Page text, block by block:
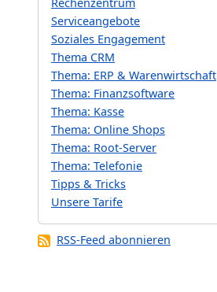
Serviceangebote
Soziales Engagement
Thema CRM
Thema: ERP & Warenwirtschaft
Thema: Finanzsoftware
Thema: Kasse
Thema: Online Shops
Thema: Root-Server
Thema: Telefonie
Tipps & Tricks
Unsere Tarife
RSS-Feed abonnieren